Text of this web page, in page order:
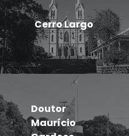
Cerro Largo
Doutor
Maurício